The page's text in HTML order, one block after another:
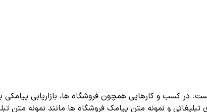
کسب و کارهایی همچون فروشگاه ها، بازاریابی پیامکی
و نمونه متن پیامک فروشگاه ها مانند نمونه متن